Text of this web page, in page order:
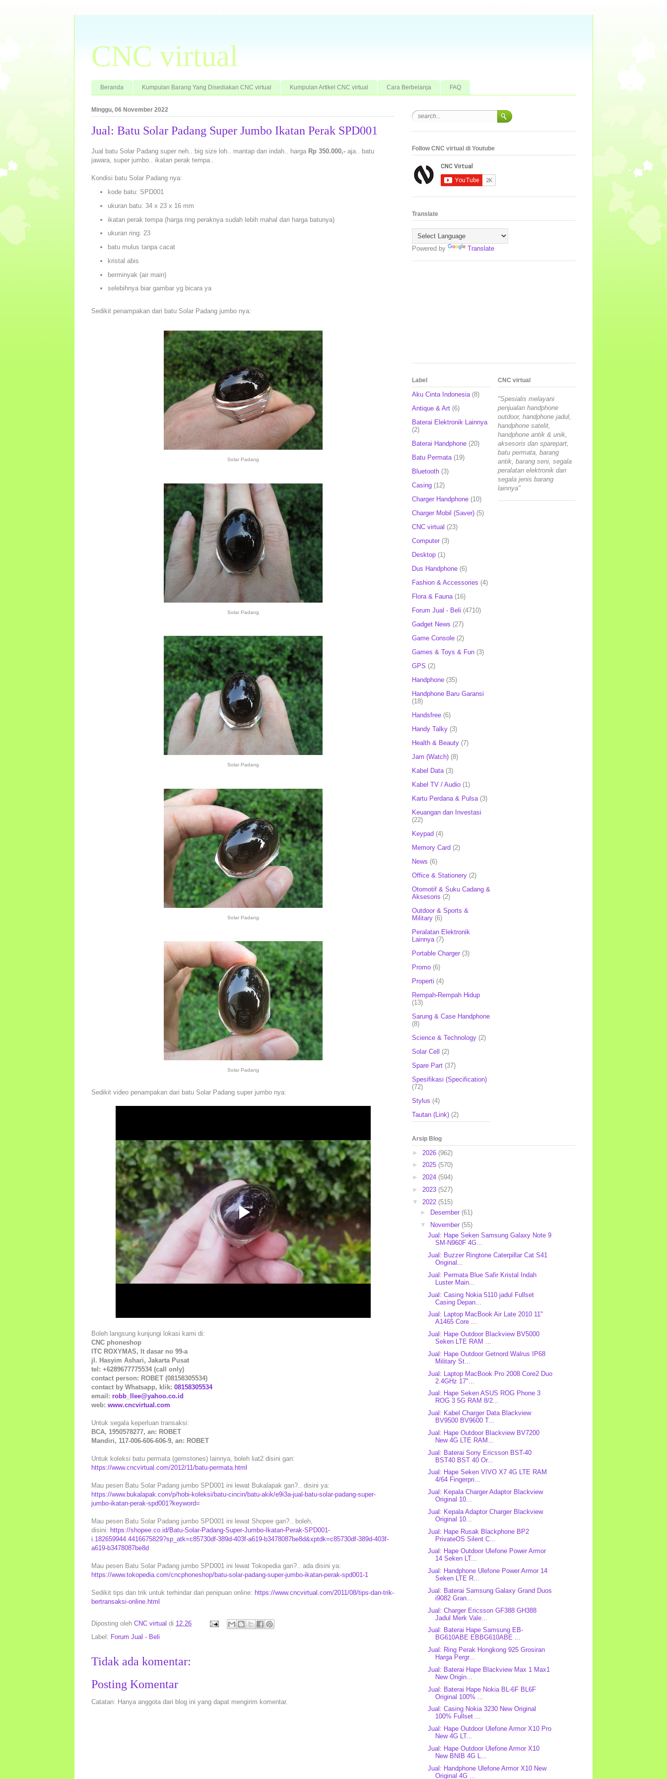
CNC virtual
Beranda Kumpulan Barang Yang Disediakan CNC virtual Kumpulan Artikel CNC virtual Cara Berbelanja FAQ
Minggu, 06 November 2022
Jual: Batu Solar Padang Super Jumbo Ikatan Perak SPD001
Jual batu Solar Padang super neh.. big size loh.. mantap dan indah.. harga Rp 350.000,- aja.. batu
jawara, super jumbo.. ikatan perak tempa..
Kondisi batu Solar Padang nya:
kode batu: SPD001
ukuran batu: 34 x 23 x 16 mm
ikatan perak tempa (harga ring peraknya sudah lebih mahal dari harga batunya)
ukuran ring: 23
batu mulus tanpa cacat
kristal abis
berminyak (air main)
selebihnya biar gambar yg bicara ya
Sedikit penampakan dari batu Solar Padang jumbo nya:
Solar Padang
Solar Padang
Solar Padang
Solar Padang
Solar Padang
Sedikit video penampakan dari batu Solar Padang super jumbo nya:
Boleh langsung kunjungi lokasi kami di:
CNC phoneshop
ITC ROXYMAS, lt dasar no 99-a
jl. Hasyim Ashari, Jakarta Pusat
tel: +6289677775534 (call only)
contact person: ROBET (08158305534)
contact by Whatsapp, klik: 08158305534
email: robb_llee@yahoo.co.id
web: www.cncvirtual.com
Untuk segala keperluan transaksi:
BCA, 1950578277, an: ROBET
Mandiri, 117-006-606-606-9, an: ROBET
Untuk koleksi batu permata (gemstones) lainnya, boleh liat2 disini gan:
https://www.cncvirtual.com/2012/11/batu-permata.html
Mau pesen Batu Solar Padang jumbo SPD001 ini lewat Bukalapak gan?.. disini ya:
https://www.bukalapak.com/p/hobi-koleksi/batu-cincin/batu-akik/e9i3a-jual-batu-solar-padang-super-
jumbo-ikatan-perak-spd001?keyword=
Mau pesen Batu Solar Padang jumbo SPD001 ini lewat Shopee gan?.. boleh,
disini: https://shopee.co.id/Batu-Solar-Padang-Super-Jumbo-Ikatan-Perak-SPD001-
i.182659944.4416675829?sp_atk=c85730df-389d-403f-a619-b3478087be8d&xptdk=c85730df-389d-403f-
a619-b3478087be8d
Mau pesen Batu Solar Padang jumbo SPD001 ini lewat Tokopedia gan?.. ada disini ya:
https://www.tokopedia.com/cncphoneshop/batu-solar-padang-super-jumbo-ikatan-perak-spd001-1
Sedikit tips dan trik untuk terhindar dari penipuan online: https://www.cncvirtual.com/2011/08/tips-dan-trik-
bertransaksi-online.html
Diposting oleh CNC virtual di 12.26
Label: Forum Jual - Beli
Tidak ada komentar:
Posting Komentar
Catatan: Hanya anggota dari blog ini yang dapat mengirim komentar.
Follow CNC virtual di Youtube
Translate
Powered by Translate
Label
Aku Cinta Indonesia (8)
Antique & Art (6)
Baterai Elektronik Lainnya
(2)
Baterai Handphone (20)
Batu Permata (19)
Bluetooth (3)
Casing (12)
Charger Handphone (10)
Charger Mobil (Saver) (5)
CNC virtual (23)
Computer (3)
Desktop (1)
Dus Handphone (6)
Fashion & Accessories (4)
Flora & Fauna (16)
Forum Jual - Beli (4710)
Gadget News (27)
Game Console (2)
Games & Toys & Fun (3)
GPS (2)
Handphone (35)
Handphone Baru Garansi
(18)
Handsfree (6)
Handy Talky (3)
Health & Beauty (7)
Jam (Watch) (8)
Kabel Data (3)
Kabel TV / Audio (1)
Kartu Perdana & Pulsa (3)
Keuangan dan Investasi
(22)
Keypad (4)
Memory Card (2)
News (6)
Office & Stationery (2)
Otomotif & Suku Cadang &
Aksesoris (2)
Outdoor & Sports &
Military (6)
Peralatan Elektronik
Lainnya (7)
Portable Charger (3)
Promo (6)
Properti (4)
Rempah-Rempah Hidup
(13)
Sarung & Case Handphone
(8)
Science & Technology (2)
Solar Cell (2)
Spare Part (37)
Spesifikasi (Specification)
(72)
Stylus (4)
Tautan (Link) (2)
CNC virtual
"Spesialis melayani
penjualan handphone
outdoor, handphone jadul,
handphone satelit,
handphone antik & unik,
aksesoris dan sparepart,
batu permata, barang
antik, barang seni, segala
peralatan elektronik dan
segala jenis barang
lainnya"
Arsip Blog
► 2026 (962)
► 2025 (570)
► 2024 (594)
► 2023 (527)
▼ 2022 (515)
►
Desember (61)
▼
November (55)
Jual: Hape Seken Samsung Galaxy Note 9
SM-N960F 4G...
Jual: Buzzer Ringtone Caterpillar Cat S41
Original...
Jual: Permata Blue Safir Kristal Indah
Luster Main...
Jual: Casing Nokia 5110 jadul Fullset
Casing Depan...
Jual: Laptop MacBook Air Late 2010 11"
A1465 Core ...
Jual: Hape Outdoor Blackview BV5000
Seken LTE RAM ...
Jual: Hape Outdoor Getnord Walrus IP68
Military St...
Jual: Laptop MacBook Pro 2008 Core2 Duo
2.4GHz 17"...
Jual: Hape Seken ASUS ROG Phone 3
ROG 3 5G RAM 8/2...
Jual: Kabel Charger Data Blackview
BV9500 BV9600 T...
Jual: Hape Outdoor Blackview BV7200
New 4G LTE RAM...
Jual: Baterai Sony Ericsson BST-40
BST40 BST 40 Or...
Jual: Hape Seken VIVO X7 4G LTE RAM
4/64 Fingerpri...
Jual: Kepala Charger Adaptor Blackview
Original 10...
Jual: Kepala Adaptor Charger Blackview
Original 10...
Jual: Hape Rusak Blackphone BP2
PrivateOS Silent C...
Jual: Hape Outdoor Ulefone Power Armor
14 Seken LT...
Jual: Handphone Ulefone Power Armor 14
Seken LTE R...
Jual: Baterai Samsung Galaxy Grand Duos
i9082 Gran...
Jual: Charger Ericsson GF388 GH388
Jadul Merk Vale...
Jual: Baterai Hape Samsung EB-
BG610ABE EBBG610ABE ...
Jual: Ring Perak Hongkong 925 Grosiran
Harga Pergr...
Jual: Baterai Hape Blackview Max 1 Max1
New Origin...
Jual: Baterai Hape Nokia BL-6F BL6F
Original 100% ...
Jual: Casing Nokia 3230 New Original
100% Fullset ...
Jual: Hape Outdoor Ulefone Armor X10 Pro
New 4G LT...
Jual: Hape Outdoor Ulefone Armor X10
New BNIB 4G L...
Jual: Handphone Ulefone Armor X10 New
Original 4G ...